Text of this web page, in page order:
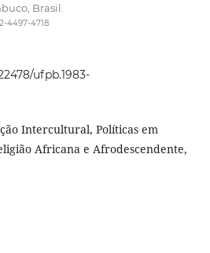
Brasil.
4497-4718
ufpb.1983-
Intercultural, Políticas em
Africana e Afrodescendente,